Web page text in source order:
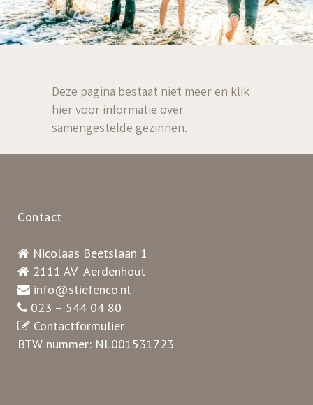
Deze pagina bestaat niet meer en klik
hiervoor informatie over
samengestelde gezinnen.
Contact
Nicolaas Beetslaan 1
2111 AV Aerdenhout
info@stiefenco.nl
023 – 544 04 80
Contactformulier
BTW nummer: NL001531723